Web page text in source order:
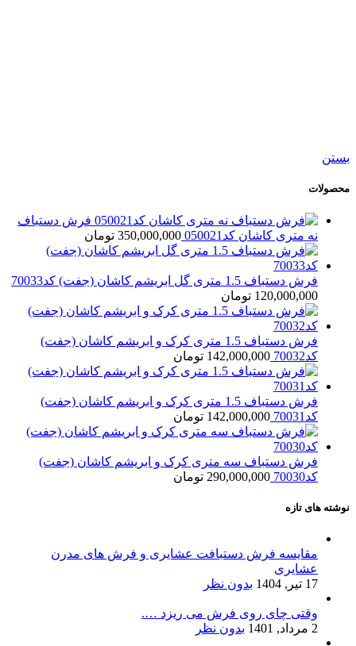
بستن
محصولات
فرش دستباف
نه متری کاشان کد050021
350,000,000 تومان
فرش دستباف 1.5 متری گل ابریشم کاشان (جفت) کد70033
120,000,000 تومان
فرش دستباف 1.5 متری کرک و ابریشم کاشان (جفت)
کد70032
142,000,000 تومان
فرش دستباف 1.5 متری کرک و ابریشم کاشان (جفت)
کد70031
142,000,000 تومان
فرش دستباف سه متری کرک و ابریشم کاشان (جفت)
کد70030
290,000,000 تومان
نوشته های تازه
مقایسه فرش دستبافت عشایری و فرش های مدرن
عشایری
17 تیر, 1404
بدون نظر
وقتی چای روی فرش می ریزد ….
2 مرداد, 1401
بدون نظر